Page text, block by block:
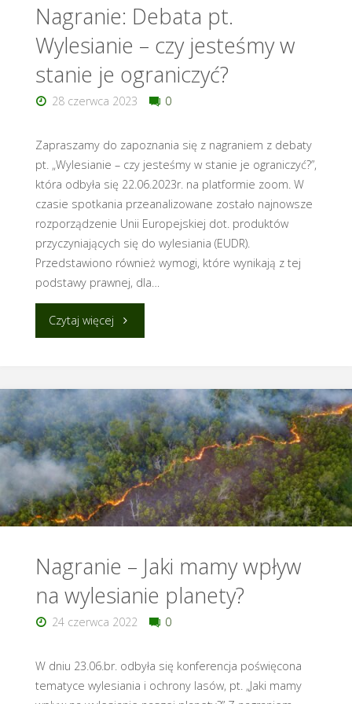
do
wylesiania?
[Raport
Earthsight]"
Nagranie: Debata pt.
Wylesianie – czy jesteśmy w
stanie je ograniczyć?
28 czerwca 2023 0
Zapraszamy do zapoznania się z nagraniem z debaty
pt. „Wylesianie – czy jesteśmy w stanie je ograniczyć?”,
która odbyła się 22.06.2023r. na platformie zoom. W
czasie spotkania przeanalizowane zostało najnowsze
rozporządzenie Unii Europejskiej dot. produktów
przyczyniających się do wylesiania (EUDR).
Przedstawiono również wymogi, które wynikają z tej
podstawy prawnej, dla…
Czytaj więcej "Nagranie:
pt.
Wylesianie
–
czy
jesteśmy
stanie
je
Nagranie – Jaki mamy wpływ
na wylesianie planety?
24 czerwca 2022 0
W dniu 23.06.br. odbyła się konferencja poświęcona
tematyce wylesiania i ochrony lasów, pt. „Jaki mamy